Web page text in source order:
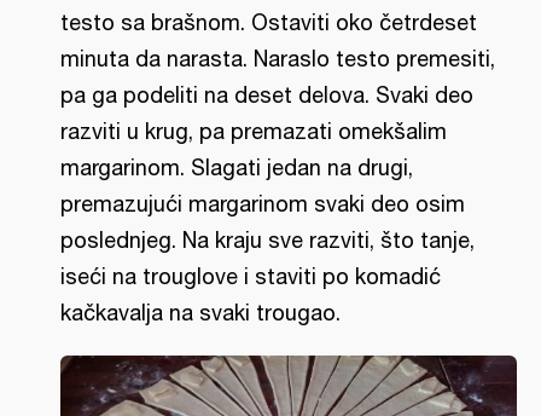
testo sa brašnom. Ostaviti oko četrdeset
minuta da narasta. Naraslo testo premesiti,
pa ga podeliti na deset delova. Svaki deo
razviti u krug, pa premazati omekšalim
margarinom. Slagati jedan na drugi,
premazujući margarinom svaki deo osim
poslednjeg. Na kraju sve razviti, što tanje,
iseći na trouglove i staviti po komadić
kačkavalja na svaki trougao.